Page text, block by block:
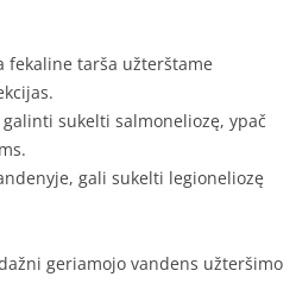
fekaline tarša užterštame
sukelti salmoneliozę, ypač
gali sukelti legioneliozę
geriamojo vandens užteršimo